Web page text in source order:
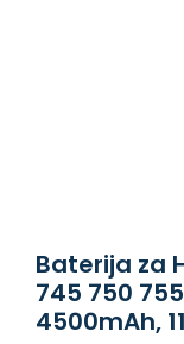
Baterija za
745 750
4500mAh,